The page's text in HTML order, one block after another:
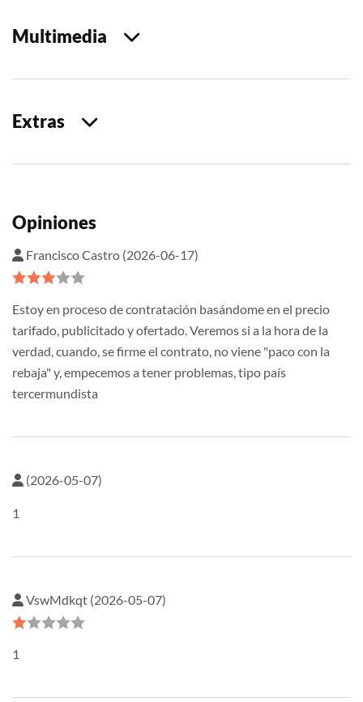
Multimedia
Extras
Opiniones
Francisco Castro (2026-06-17)
Estoy en proceso de contratación basándome en el precio
tarifado, publicitado y ofertado. Veremos si a la hora de la
verdad, cuando, se firme el contrato, no viene "paco con la
rebaja" y, empecemos a tener problemas, tipo país
tercermundista
(2026-05-07)
1
VswMdkqt (2026-05-07)
1